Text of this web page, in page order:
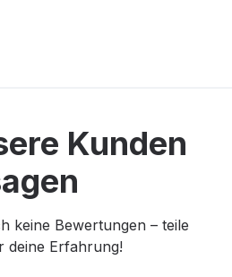
Kunden
keine Bewertungen – teile
deine Erfahrung!